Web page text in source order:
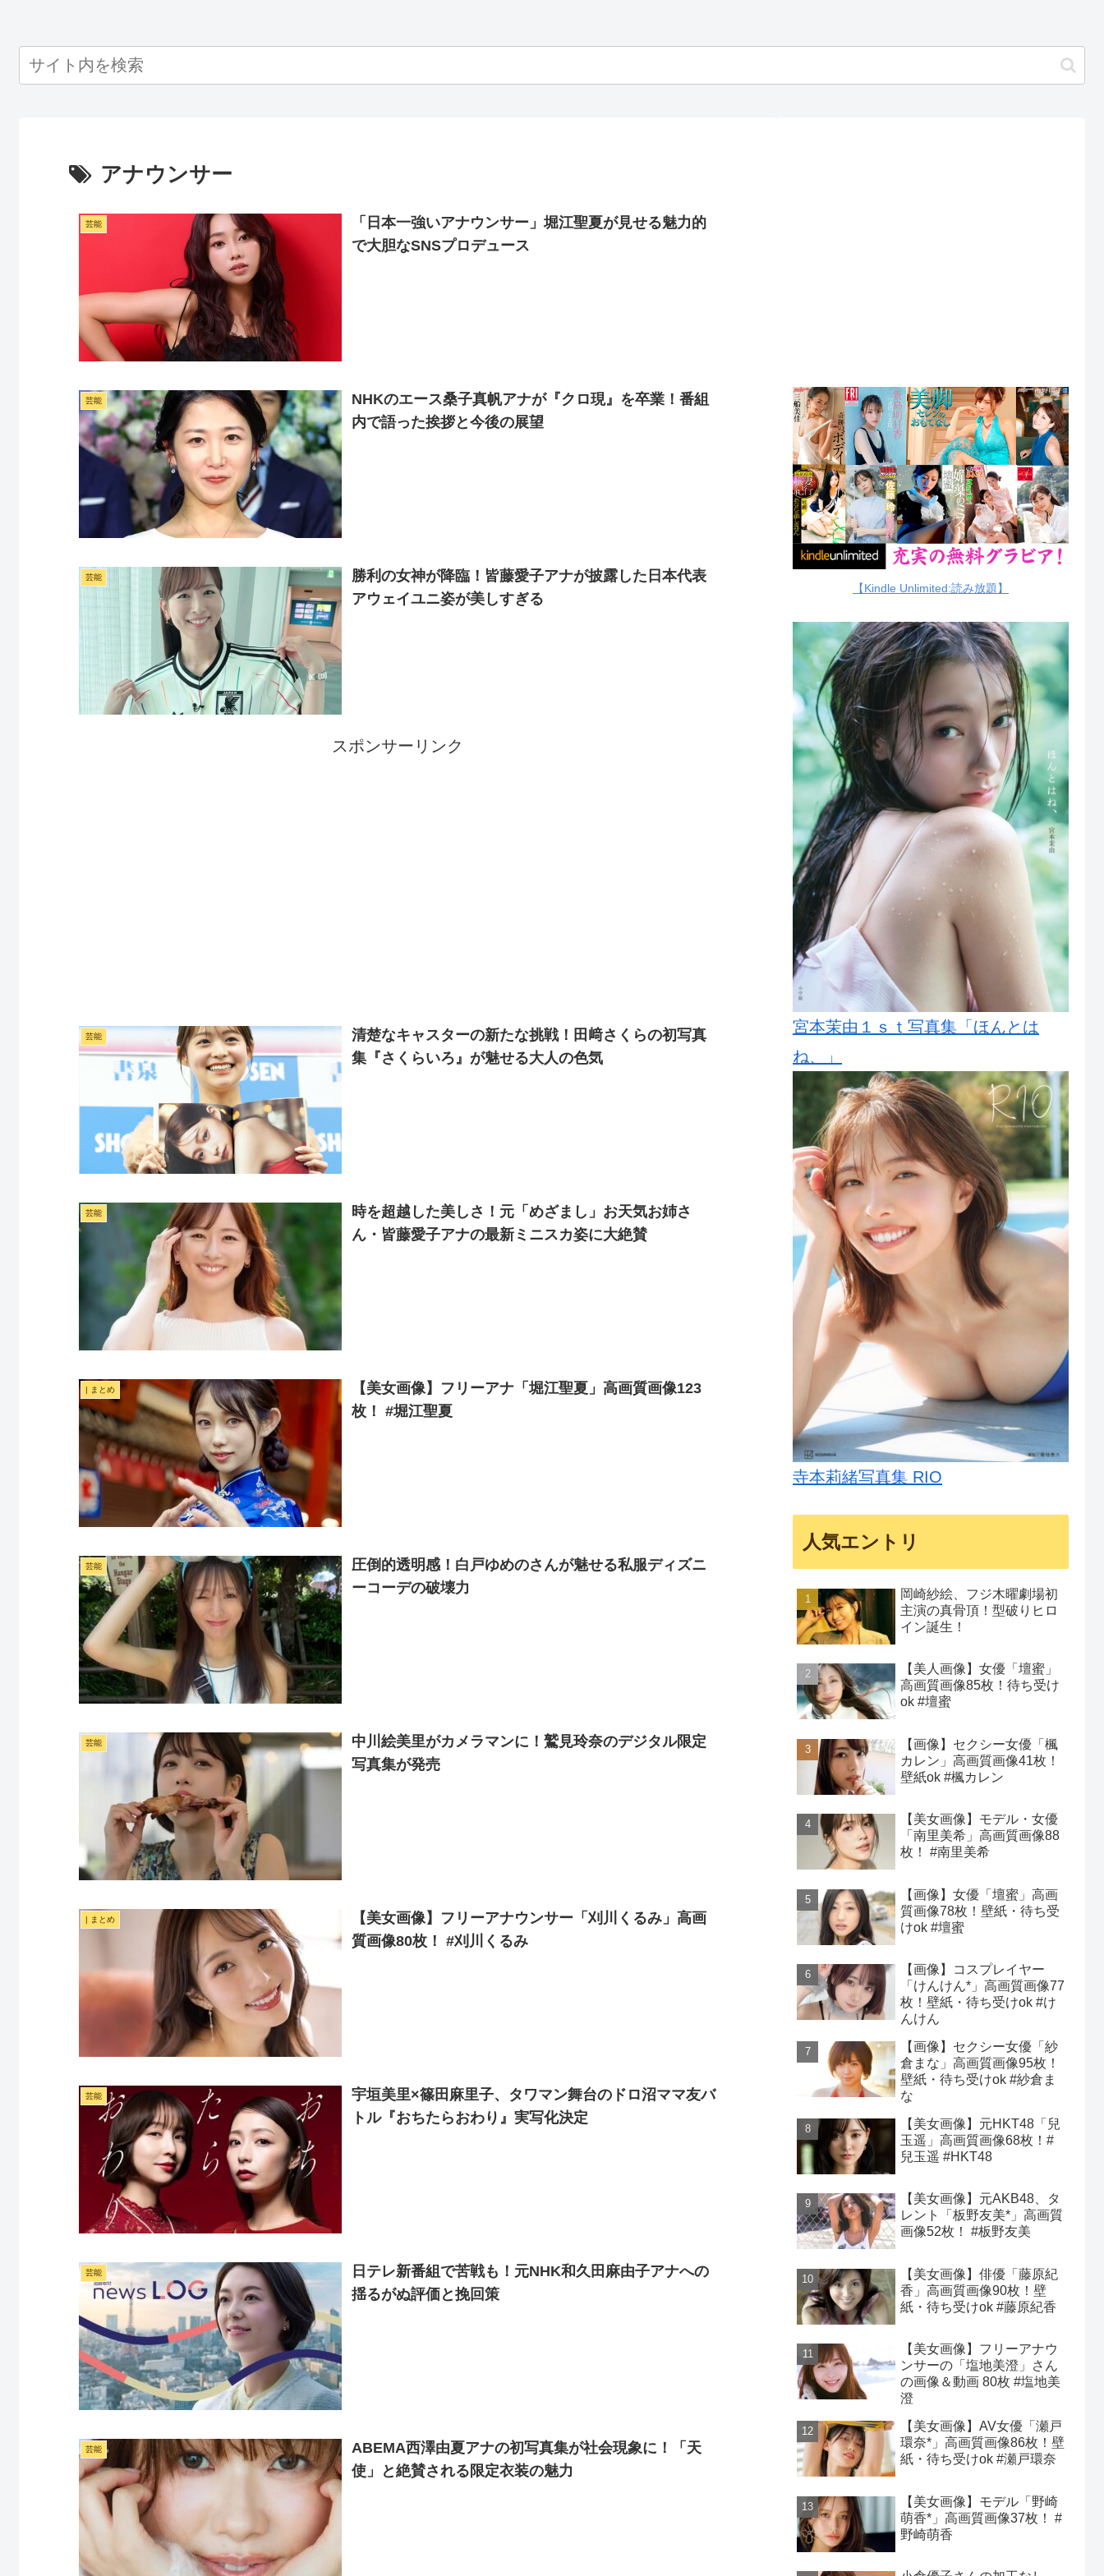
アナウンサー
芸能
「日本一強いアナウンサー」堀江聖夏が見せる魅力的
で大胆なSNSプロデュース
芸能
NHKのエース桑子真帆アナが『クロ現』を卒業！番組
内で語った挨拶と今後の展望
芸能
勝利の女神が降臨！皆藤愛子アナが披露した日本代表
アウェイユニ姿が美しすぎる
スポンサーリンク
芸能
清楚なキャスターの新たな挑戦！田﨑さくらの初写真
集『さくらいろ』が魅せる大人の色気
芸能
時を超越した美しさ！元「めざまし」お天気お姉さ
ん・皆藤愛子アナの最新ミニスカ姿に大絶賛
| まとめ
【美女画像】フリーアナ「堀江聖夏」高画質画像123
枚！ #堀江聖夏
芸能
圧倒的透明感！白戸ゆめのさんが魅せる私服ディズニ
ーコーデの破壊力
芸能
中川絵美里がカメラマンに！鷲見玲奈のデジタル限定
写真集が発売
| まとめ
【美女画像】フリーアナウンサー「刈川くるみ」高画
質画像80枚！ #刈川くるみ
芸能
宇垣美里×篠田麻里子、タワマン舞台のドロ沼ママ友バ
トル『おちたらおわり』実写化決定
芸能
日テレ新番組で苦戦も！元NHK和久田麻由子アナへの
揺るがぬ評価と挽回策
芸能
ABEMA西澤由夏アナの初写真集が社会現象に！「天
使」と絶賛される限定衣装の魅力
【Kindle Unlimited:読み放題】
宮本茉由１ｓｔ写真集「ほんとは
ね、」
寺本莉緒写真集 RIO
人気エントリ
岡崎紗絵、フジ木曜劇場初
主演の真骨頂！型破りヒロ
イン誕生！
【美人画像】女優「壇蜜」
高画質画像85枚！待ち受け
ok #壇蜜
【画像】セクシー女優「楓
カレン」高画質画像41枚！
壁紙ok #楓カレン
【美女画像】モデル・女優
「南里美希」高画質画像88
枚！ #南里美希
【画像】女優「壇蜜」高画
質画像78枚！壁紙・待ち受
けok #壇蜜
【画像】コスプレイヤー
「けんけん*」高画質画像77
枚！壁紙・待ち受けok #け
んけん
【画像】セクシー女優「紗
倉まな」高画質画像95枚！
壁紙・待ち受けok #紗倉ま
な
【美女画像】元HKT48「兒
玉遥」高画質画像68枚！#
兒玉遥 #HKT48
【美女画像】元AKB48、タ
レント「板野友美*」高画質
画像52枚！ #板野友美
【美女画像】俳優「藤原紀
香」高画質画像90枚！壁
紙・待ち受けok #藤原紀香
【美女画像】フリーアナウ
ンサーの「塩地美澄」さん
の画像＆動画 80枚 #塩地美
澄
【美女画像】AV女優「瀬戸
環奈*」高画質画像86枚！壁
紙・待ち受けok #瀬戸環奈
【美女画像】モデル「野崎
萌香*」高画質画像37枚！ #
野崎萌香